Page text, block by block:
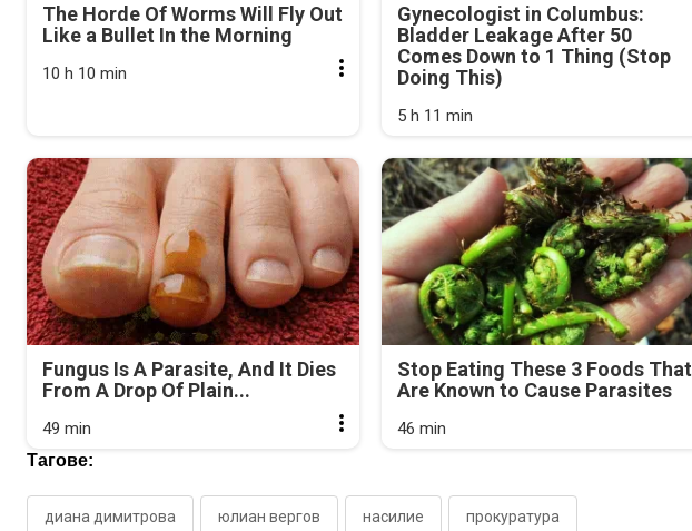
The Horde Of Worms Will Fly Out
Like a Bullet In the Morning
10 h 10 min
Gynecologist in Columbus:
Bladder Leakage After 50
Comes Down to 1 Thing (Stop
Doing This)
5 h 11 min
Fungus Is A Parasite, And It Dies
From A Drop Of Plain...
49 min
Stop Eating These 3 Foods That
Are Known to Cause Parasites
46 min
Тагове:
диана димитрова юлиан вергов насилие прокуратура